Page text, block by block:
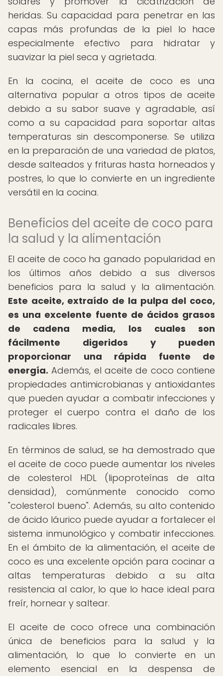
heridas. Su capacidad para penetrar en las
capas más profundas de la piel lo hace
especialmente efectivo para hidratar y
suavizar la piel seca y agrietada.
En la cocina, el aceite de coco es una
alternativa popular a otros tipos de aceite
debido a su sabor suave y agradable, así
como a su capacidad para soportar altas
temperaturas sin descomponerse. Se utiliza
en la preparación de una variedad de platos,
desde salteados y frituras hasta horneados y
postres, lo que lo convierte en un ingrediente
versátil en la cocina.
Beneficios del aceite de coco para
la salud y la alimentación
El aceite de coco ha ganado popularidad en
los últimos años debido a sus diversos
beneficios para la salud y la alimentación.
Este aceite, extraído de la pulpa del coco,
es una excelente fuente de ácidos grasos
de cadena media, los cuales son
fácilmente digeridos y pueden
proporcionar una rápida fuente de
energía. Además, el aceite de coco contiene
propiedades antimicrobianas y antioxidantes
que pueden ayudar a combatir infecciones y
proteger el cuerpo contra el daño de los
radicales libres.
En términos de salud, se ha demostrado que
el aceite de coco puede aumentar los niveles
de colesterol HDL (lipoproteínas de alta
densidad), comúnmente conocido como
"colesterol bueno". Además, su alto contenido
de ácido láurico puede ayudar a fortalecer el
sistema inmunológico y combatir infecciones.
En el ámbito de la alimentación, el aceite de
coco es una excelente opción para cocinar a
altas temperaturas debido a su alta
resistencia al calor, lo que lo hace ideal para
freír, hornear y saltear.
El aceite de coco ofrece una combinación
única de beneficios para la salud y la
alimentación, lo que lo convierte en un
elemento esencial en la despensa de